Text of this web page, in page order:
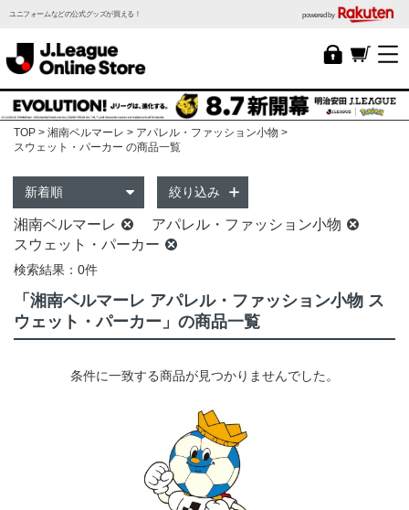
ユニフォームなどの公式グッズが買える！ powered by
TOP 湘南ベルマーレ
アパレル・ファッション小物
スウェット・パーカー の商品一覧
絞り込み
湘南ベルマーレ
アパレル・ファッション小物
スウェット・パーカー
検索結果：0件
「湘南ベルマーレ アパレル・ファッション小物 ス
ウェット・パーカー」の商品一覧
条件に一致する商品が見つかりませんでした。